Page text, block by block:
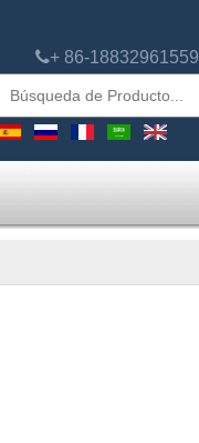
+ 86-18832961559